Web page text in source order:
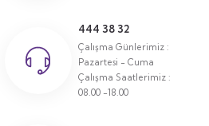
444 38 32
Çalışma Günlerimiz :
Pazartesi - Cuma
Çalışma Saatlerimiz :
08.00 -18.00